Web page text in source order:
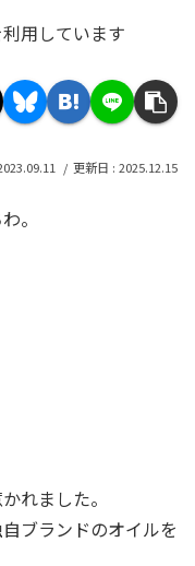
用しています
2025.12.15
。
れました。
ブランドのオイルを